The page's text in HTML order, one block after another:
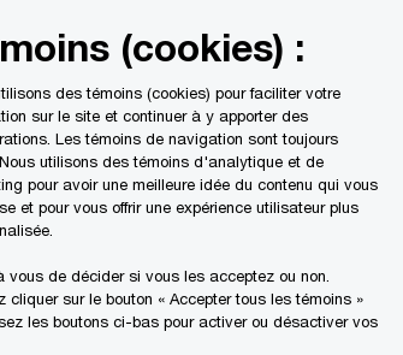
Recherche
(cookies) :
des témoins (cookies) pour faciliter votre
sur le site et continuer à y apporter des
Les témoins de navigation sont toujours
utilisons des témoins d'analytique et de
pour avoir une meilleure idée du contenu qui vous
et pour vous offrir une expérience utilisateur plus
vous de décider si vous les acceptez ou non.
cliquer sur le bouton « Accepter tous les témoins »
les boutons ci-bas pour activer ou désactiver vos